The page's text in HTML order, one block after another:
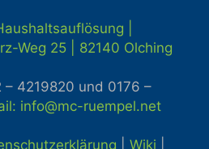
|
Weg 25 | 82140 Olching
– 4219820 und 0176 –
info@mc-ruempel.net
Wiki